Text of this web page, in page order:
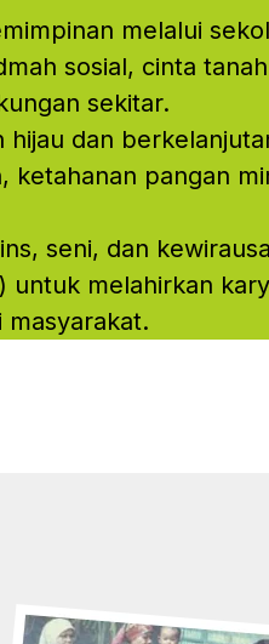
melalui
sosial, cinta
sekitar.
hijau dan
ketahanan pangan
seni, dan
untuk melahirkan
masyarakat.